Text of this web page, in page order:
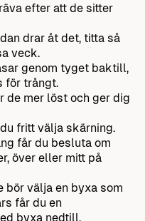
efter att de sitter
drar åt det, titta så
veck.
genom tyget baktill,
för trångt.
de mer löst och ger dig
fritt välja skärning.
får du besluta om
över eller mitt på
bör välja en byxa som
får du en
byxa nedtill.